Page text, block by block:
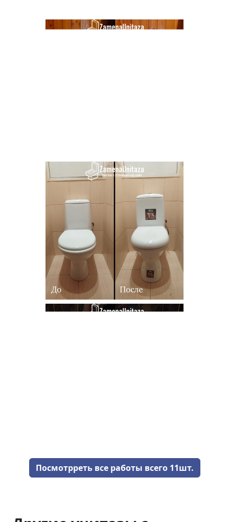
Посмотрреть все работы всего 11шт.